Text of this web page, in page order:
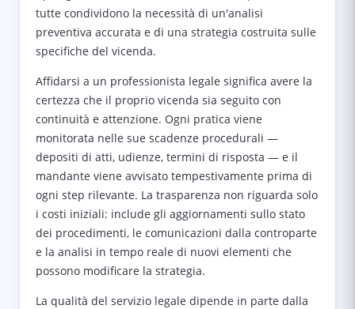
tutte condividono la necessità di un'analisi
preventiva accurata e di una strategia costruita sulle
specifiche del vicenda.
Affidarsi a un professionista legale significa avere la
certezza che il proprio vicenda sia seguito con
continuità e attenzione. Ogni pratica viene
monitorata nelle sue scadenze procedurali —
depositi di atti, udienze, termini di risposta — e il
mandante viene avvisato tempestivamente prima di
ogni step rilevante. La trasparenza non riguarda solo
i costi iniziali: include gli aggiornamenti sullo stato
dei procedimenti, le comunicazioni dalla controparte
e la analisi in tempo reale di nuovi elementi che
possono modificare la strategia.
La qualità del servizio legale dipende in parte dalla